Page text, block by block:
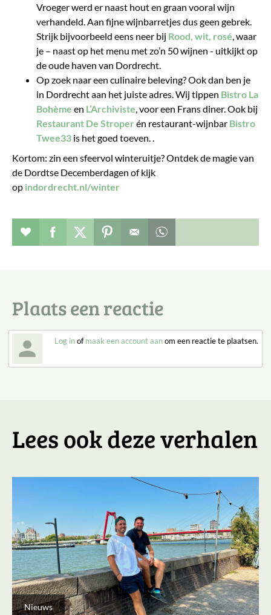
Vroeger werd er naast hout en graan vooral wijn
verhandeld. Aan fijne wijnbarretjes dus geen gebrek.
Strijk bijvoorbeeld eens neer bij Rood, wit, rosé , waar
je – naast op het menu met zo’n 50 wijnen - uitkijkt op
de oude haven van Dordrecht.
Op zoek naar een culinaire beleving? Ook dan ben je
in Dordrecht aan het juiste adres. Wij tippen Bistro La
Bohème en L’Archiviste , voor een Frans diner. Ook bij
Restaurant De Stroper én restaurant-wijnbar Bistro
Twee33 is het goed toeven. .
Kortom: zin een sfeervol winteruitje? Ontdek de magie van
de Dordtse Decemberdagen of kijk
op indordrecht.nl/winter
Verhaal toevoegen aan favorieten
Deel dit op facebook
Deel dit op twitter
Deel dit op pinterest
Plaats een reactie
Log inofmaak een account aanom een reactie te plaatsen.
Lees ook deze verhalen
Nieuws